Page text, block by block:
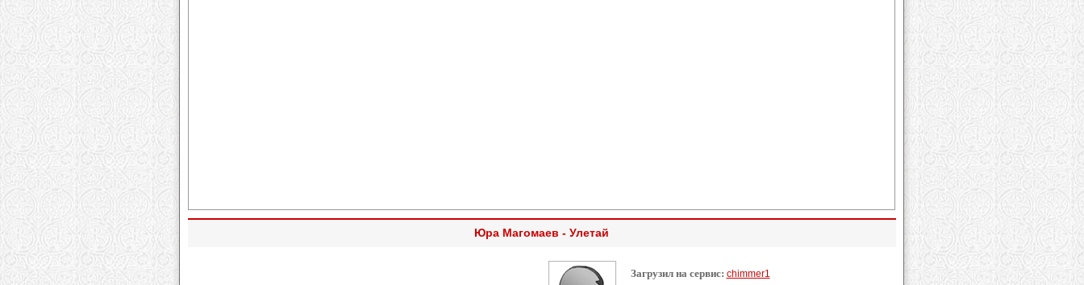
Юра Магомаев - Улетай
Загрузил на сервис: chimmer1